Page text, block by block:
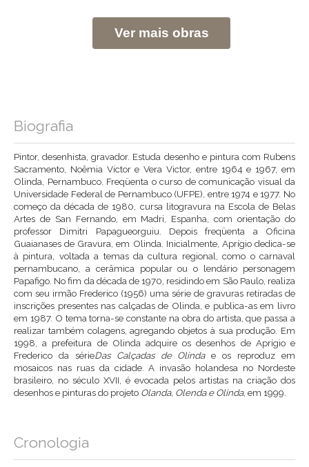
Ver mais obras
Biografia
Pintor, desenhista, gravador. Estuda desenho e pintura com Rubens
Sacramento, Noêmia Victor e Vera Victor, entre 1964 e 1967, em
Olinda, Pernambuco. Freqüenta o curso de comunicação visual da
Universidade Federal de Pernambuco (UFPE), entre 1974 e 1977. No
começo da década de 1980, cursa litogravura na Escola de Belas
Artes de San Fernando, em Madri, Espanha, com orientação do
professor Dimitri Papagueorguiu. Depois freqüenta a Oficina
Guaianases de Gravura, em Olinda. Inicialmente, Aprígio dedica-se
à pintura, voltada a temas da cultura regional, como o carnaval
pernambucano, a cerâmica popular ou o lendário personagem
Papafigo. No fim da década de 1970, residindo em São Paulo, realiza
com seu irmão Frederico (1956) uma série de gravuras retiradas de
inscrições presentes nas calçadas de Olinda, e publica-as em livro
em 1987. O tema torna-se constante na obra do artista, que passa a
realizar também colagens, agregando objetos à sua produção. Em
1998, a prefeitura de Olinda adquire os desenhos de Aprígio e
Frederico da sérieDas Calçadas de Olindae os reproduz em
mosaicos nas ruas da cidade. A invasão holandesa no Nordeste
brasileiro, no século XVII, é evocada pelos artistas na criação dos
desenhos e pinturas do projeto Olanda, Olenda e Olinda, em 1999.
Cronologia